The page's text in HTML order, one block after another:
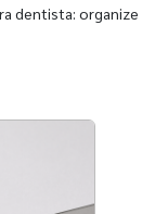
dentista: organize